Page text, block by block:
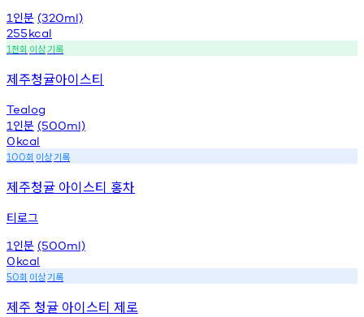
1 인분 (320ml)
255kcal
1천회 이상기록
제주청귤아이스티
Tealog
1 인분 (500ml)
0kcal
100회 이상기록
제주청귤 아이스티 홍차
티로그
1 인분 (500ml)
0kcal
50회 이상기록
제주 청귤 아이스티 제로